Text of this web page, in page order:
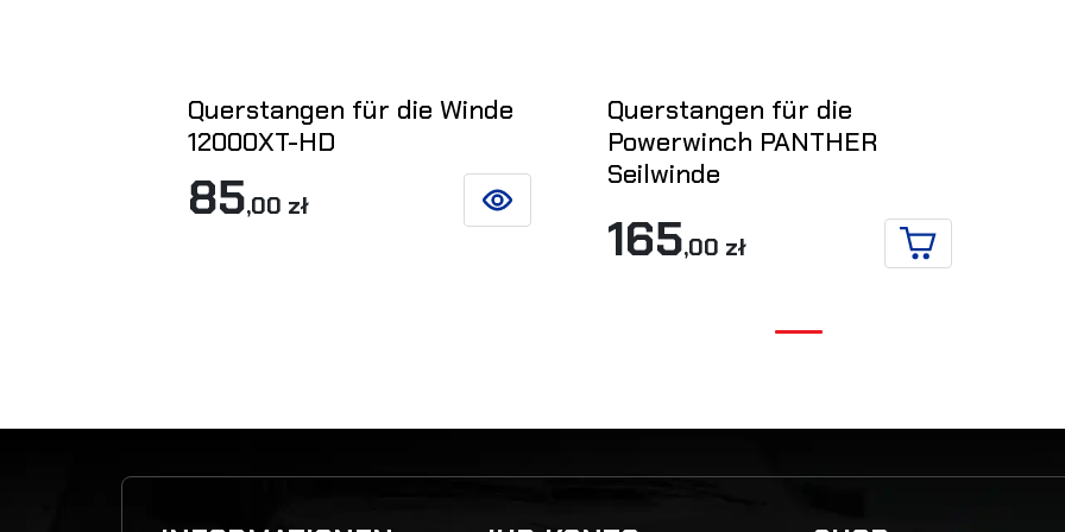
Querstangen für die Winde
12000XT-HD
85,00 zł SIEHE DETAILS
Querstangen für die
Powerwinch PANTHER
Seilwinde
165,00 zł
IN DEN